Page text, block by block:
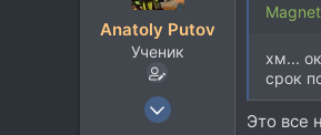
Anatoly Putov
Ученик
24 Май 2009
хм...
срок
Это все